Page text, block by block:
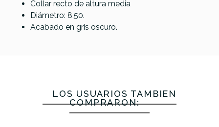
Collar recto de altura media
Diámetro: 8,50.
Acabado en gris oscuro.
LOS USUARIOS TAMBIÉN
COMPRARON: